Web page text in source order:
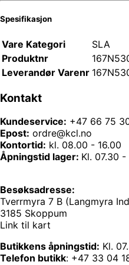
Spesifikasjon
Vare Kategori
SLA
Produktnr
Leverandør Varenr
Kontakt
Kundeservice: +47 66 75
Epost: ordre@kcl.no
Kontortid: kl. 08.00 - 16.00
Åpningstid lager: Kl. 07.30 -
Besøksadresse:
Tverrmyra 7 B (Langmyra
3185 Skoppum
Link til kart
Butikkens åpningstid: Kl.
Telefon butikk: +47 33 04